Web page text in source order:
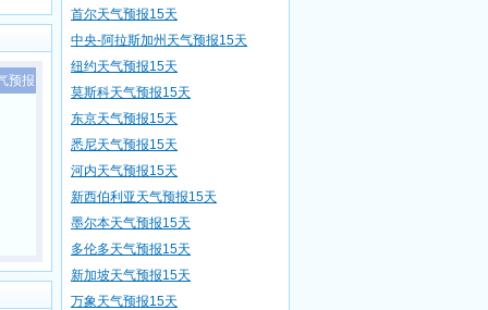
预报
首尔天气预报15天
中央-阿拉斯加州天气预报15天
纽约天气预报15天
莫斯科天气预报15天
东京天气预报15天
悉尼天气预报15天
河内天气预报15天
新西伯利亚天气预报15天
墨尔本天气预报15天
多伦多天气预报15天
新加坡天气预报15天
万象天气预报15天